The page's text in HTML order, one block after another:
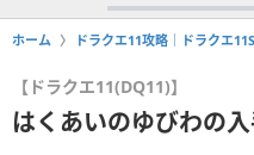
ホーム ドラクエ11攻略｜ドラクエ
【ドラクエ11(DQ11)】
はくあいのゆびわの